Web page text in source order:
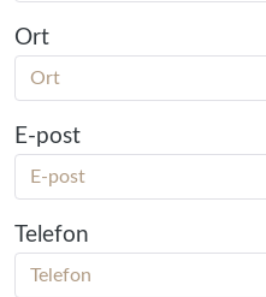
Ort
E-post
Telefon